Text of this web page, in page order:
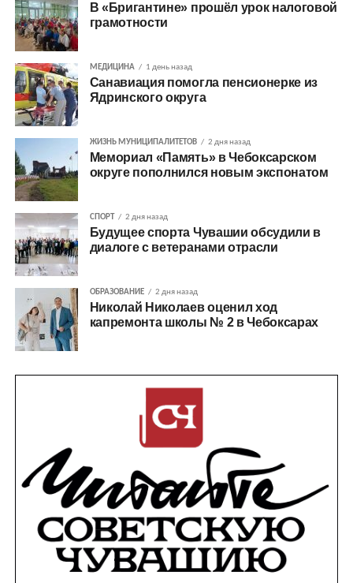
В «Бригантине» прошёл урок налоговой
грамотности
МЕДИЦИНА 1 день назад
Санавиация помогла пенсионерке из
Ядринского округа
ЖИЗНЬ МУНИЦИПАЛИТЕТОВ 2 дня назад
Мемориал «Память» в Чебоксарском
округе пополнился новым экспонатом
СПОРТ 2 дня назад
Будущее спорта Чувашии обсудили в
диалоге с ветеранами отрасли
ОБРАЗОВАНИЕ 2 дня назад
Николай Николаев оценил ход
капремонта школы № 2 в Чебоксарах